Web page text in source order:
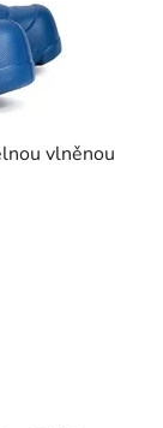
vlněnou